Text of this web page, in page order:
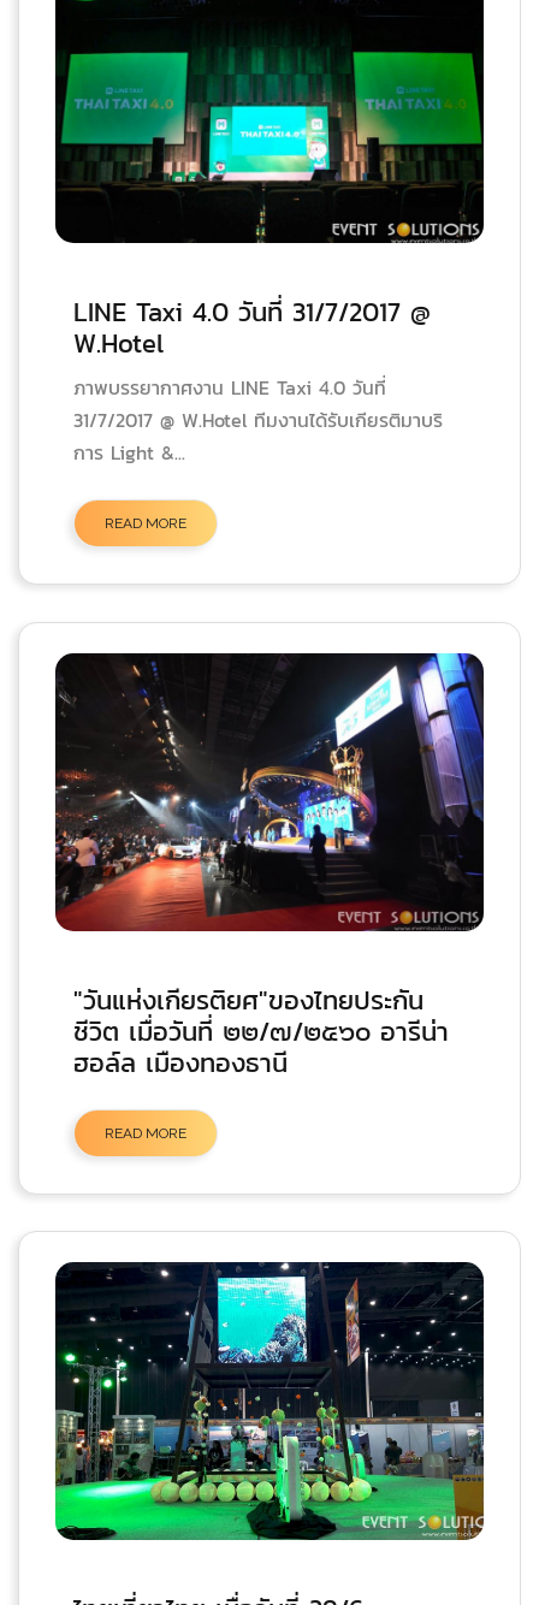
LINE Taxi 4.0 วันที่ 31/7/2017 @
W.Hotel
ภาพบรรยากาศงาน LINE Taxi 4.0 วันที่
31/7/2017 @ W.Hotel ทีมงานได้รับเกียรติมาบริ
การ Light &...
READ MORE
"วันแห่งเกียรติยศ"ของไทยประกัน
ชีวิต เมื่อวันที่ ๒๒/๗/๒๕๖๐ อารีน่า
ฮอล์ล เมืองทองธานี
READ MORE